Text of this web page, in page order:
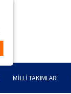
MILLI TAKIMLAR